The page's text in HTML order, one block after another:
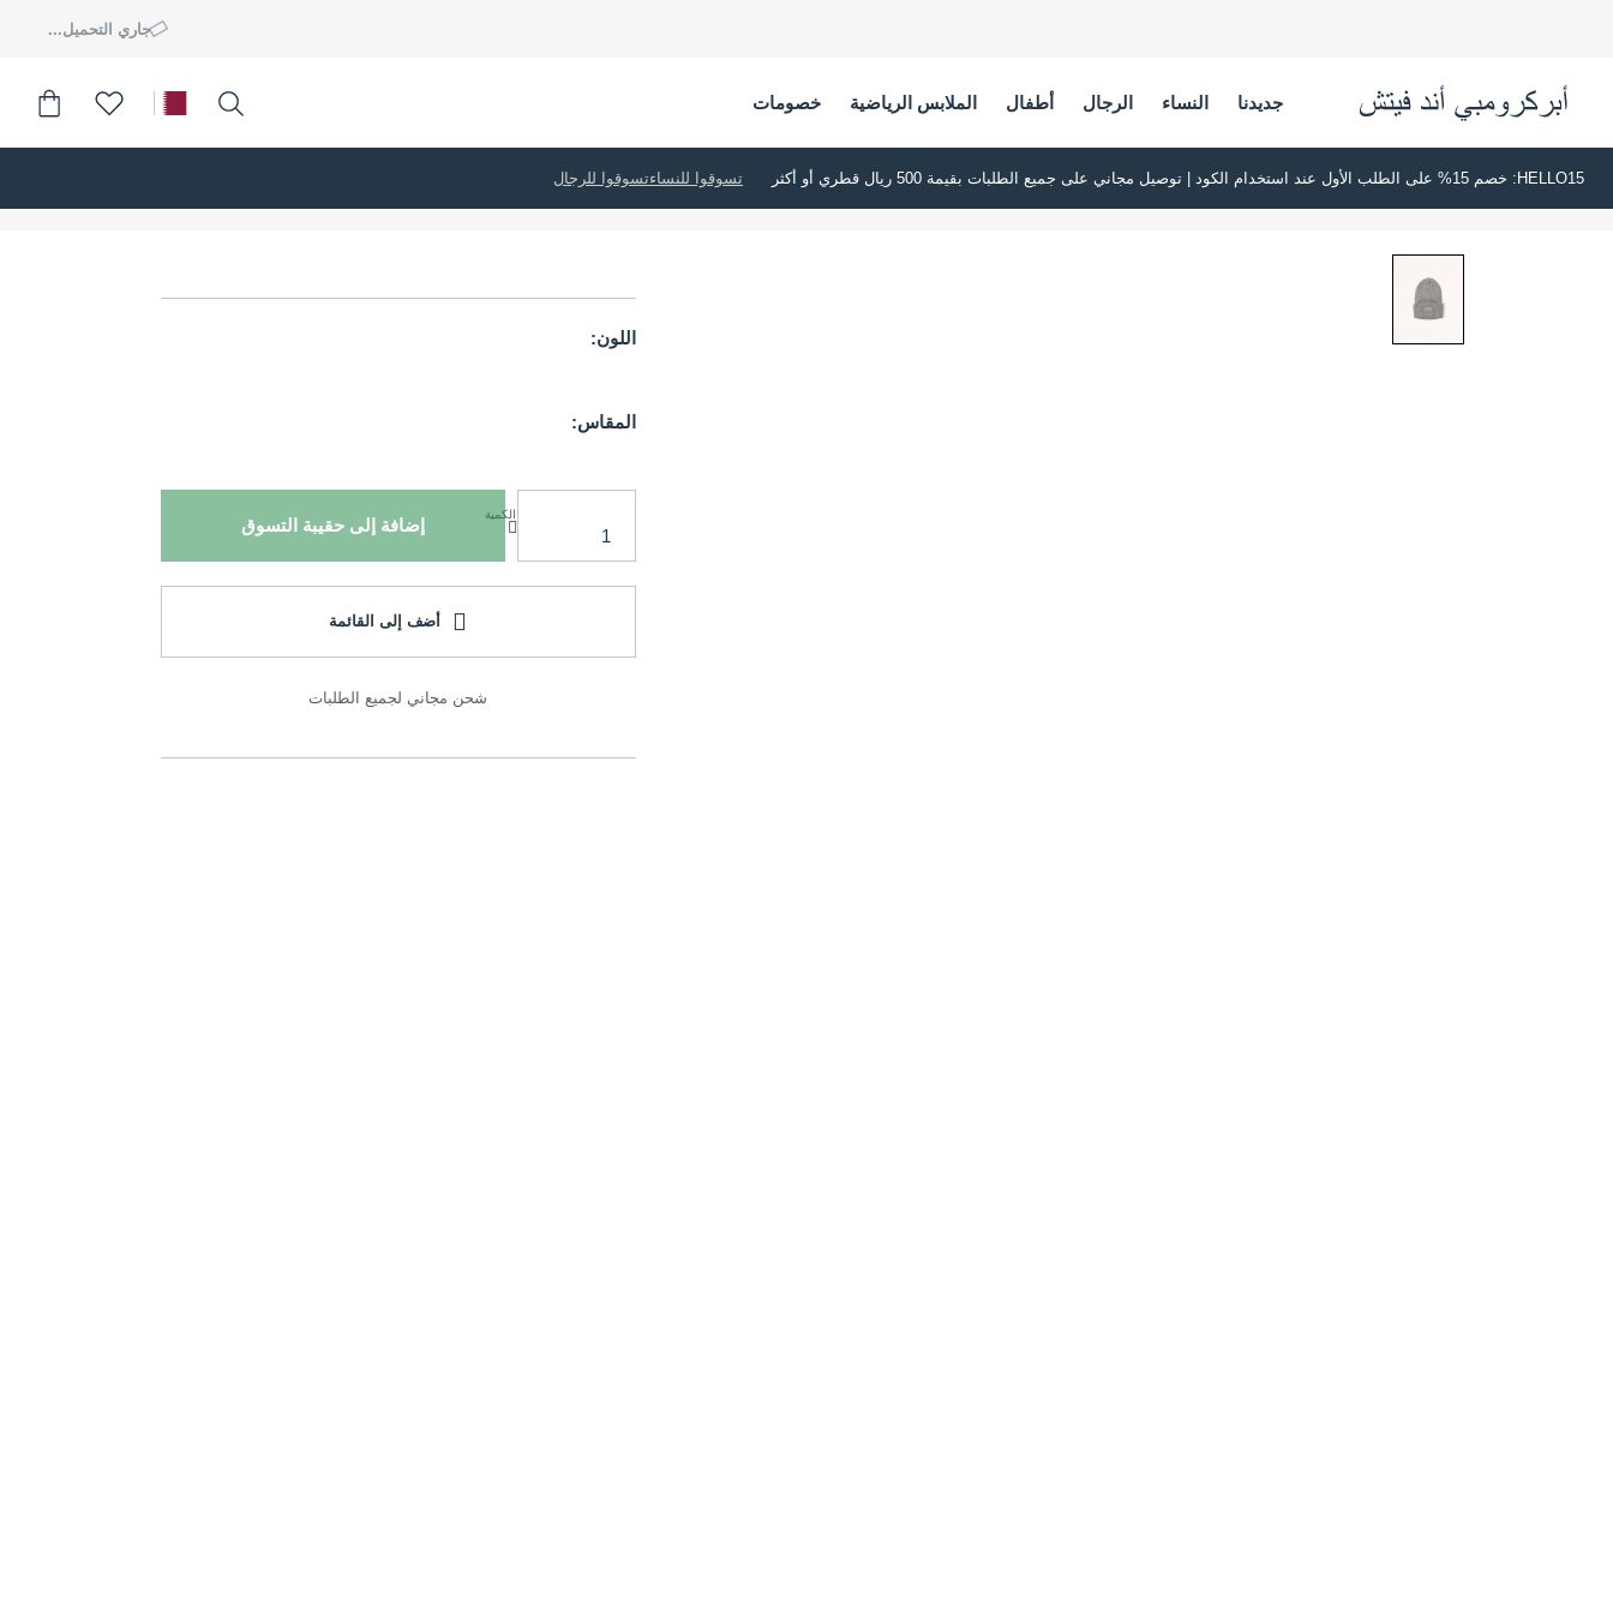
جاري التحميل...
جديدنا النساء الرجال أطفال الملابس الرياضية خصومات
HELLO15: خصم 15% على الطلب الأول عند استخدام الكود | توصيل مجاني على جميع الطلبات بقيمة 500 ريال قطري أو أكثر تسوقوا للنساءتسوقوا للرجال
اللون:
المقاس:
الكمية
إضافة إلى حقيبة التسوق
أضف إلى القائمة
شحن مجاني لجميع الطلبات